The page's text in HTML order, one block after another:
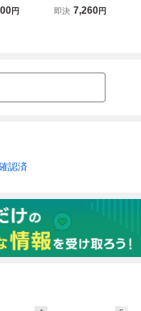
RIG
円
TS AGAINST RIG
即決 7,260円
認済